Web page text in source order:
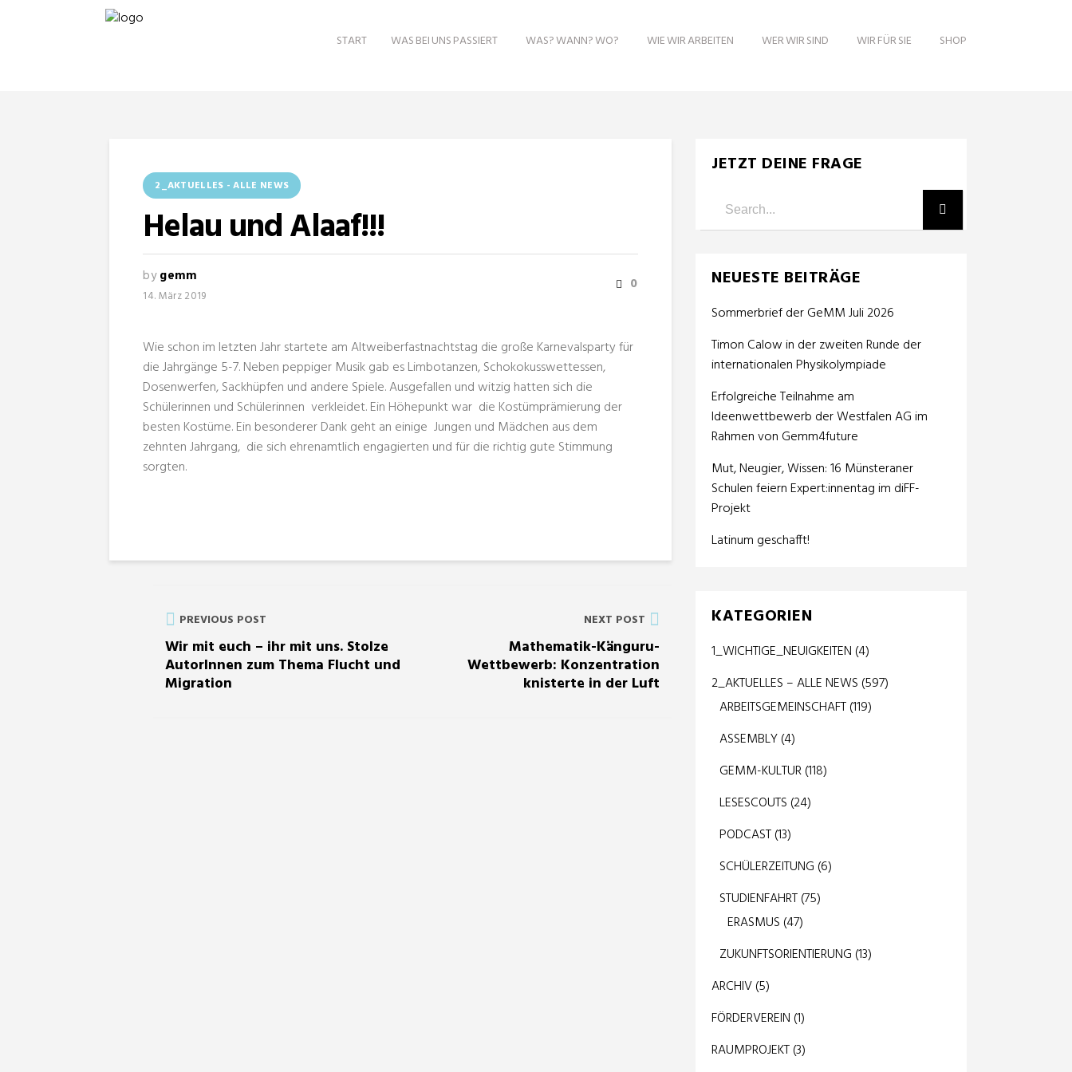
START WAS BEI UNS PASSIERT WAS? WANN? WO? WIE WIR ARBEITEN WER WIR SIND WIR FÜR SIE SHOP
2_AKTUELLES - ALLE NEWS
Helau und Alaaf!!!
bygemm
14. März 2019
0
Wie schon im letzten Jahr startete am Altweiberfastnachtstag die große Karnevalsparty für
die Jahrgänge 5-7. Neben peppiger Musik gab es Limbotanzen, Schokokusswettessen,
Dosenwerfen, Sackhüpfen und andere Spiele. Ausgefallen und witzig hatten sich die
Schülerinnen und Schülerinnen verkleidet. Ein Höhepunkt war die Kostümprämierung der
besten Kostüme. Ein besonderer Dank geht an einige Jungen und Mädchen aus dem
zehnten Jahrgang, die sich ehrenamtlich engagierten und für die richtig gute Stimmung
sorgten.
PREVIOUS POST
Wir mit euch – ihr mit uns. Stolze
AutorInnen zum Thema Flucht und
Migration
NEXT POST
Mathematik-Känguru-
Wettbewerb: Konzentration
knisterte in der Luft
JETZT DEINE FRAGE
NEUESTE BEITRÄGE
Sommerbrief der GeMM Juli 2026
Timon Calow in der zweiten Runde der
internationalen Physikolympiade
Erfolgreiche Teilnahme am
Ideenwettbewerb der Westfalen AG im
Rahmen von Gemm4future
Mut, Neugier, Wissen: 16 Münsteraner
Schulen feiern Expert:innentag im diFF-
Projekt
Latinum geschafft!
KATEGORIEN
1_WICHTIGE_NEUIGKEITEN (4)
2_AKTUELLES – ALLE NEWS (597)
ARBEITSGEMEINSCHAFT(119)
ASSEMBLY(4)
GEMM-KULTUR(118)
LESESCOUTS (24)
PODCAST(13)
SCHÜLERZEITUNG (6)
STUDIENFAHRT(75)
ERASMUS (47)
ZUKUNFTSORIENTIERUNG (13)
ARCHIV(5)
FÖRDERVEREIN (1)
RAUMPROJEKT(3)